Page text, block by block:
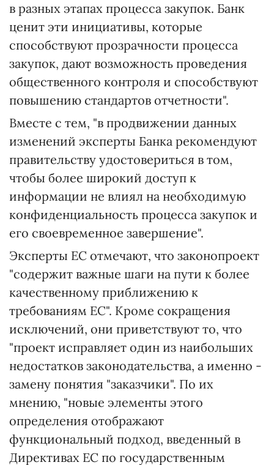
в разных этапах процесса закупок. Банк
ценит эти инициативы, которые
способствуют прозрачности процесса
закупок, дают возможность проведения
общественного контроля и способствуют
повышению стандартов отчетности".
Вместе с тем, "в продвижении данных
изменений эксперты Банка рекомендуют
правительству удостовериться в том,
чтобы более широкий доступ к
информации не влиял на необходимую
конфиденциальность процесса закупок и
его своевременное завершение".
Эксперты ЕС отмечают, что законопроект
"содержит важные шаги на пути к более
качественному приближению к
требованиям ЕС". Кроме сокращения
исключений, они приветствуют то, что
"проект исправляет один из наибольших
недостатков законодательства, а именно -
замену понятия "заказчики". По их
мнению, "новые элементы этого
определения отображают
функциональный подход, введенный в
Директивах ЕС по государственным